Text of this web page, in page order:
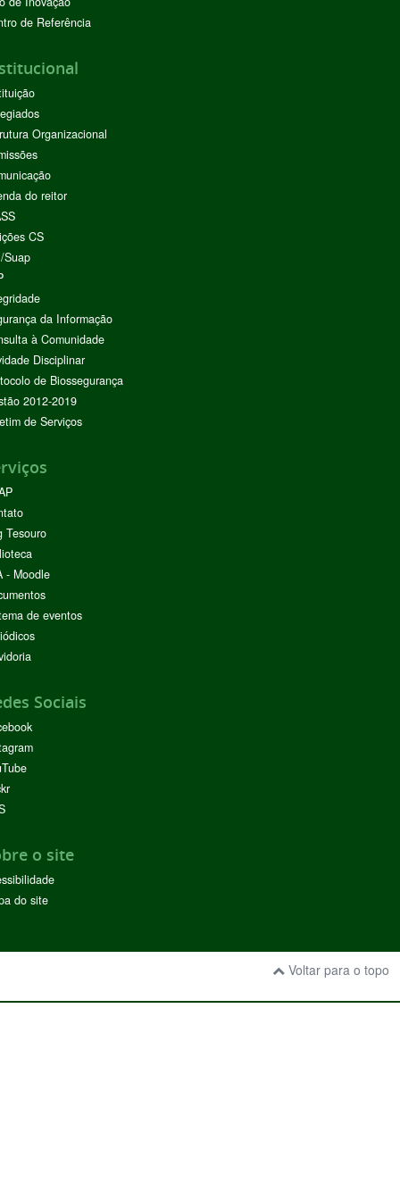
de Referência
Organizacional
do reitor
CS
Suap
da Informação
à Comunidade
Disciplinar
de Biossegurança
2012-2019
de Serviços
Tesouro
- Moodle
de eventos
Sociais
o site
do site
Voltar para o topo